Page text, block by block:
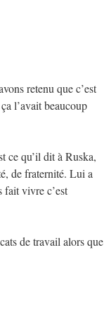
retenu que c’est
l’avait beaucoup
ce qu’il dit à Ruska,
de fraternité. Lui a
fait vivre c’est
de travail alors que